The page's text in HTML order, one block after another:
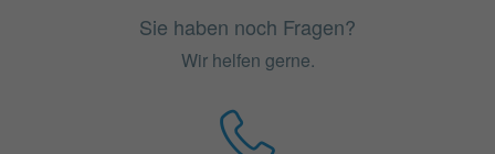
Sie haben noch Fragen?
Wir helfen gerne.